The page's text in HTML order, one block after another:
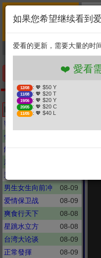
新闻
综艺 剧集
捐贈幫助
11/08
19/06
Latest updates
密室大逃脱
你好, 星期六
解码陈文茜
08-08
新聞大白話
週末大爆卦
男生女生向前冲
08-09
爱情保卫战
08-09
爽食行天下
08-08
星跳水立方
08-08
台湾大论谈
08-09
正常發揮
08-09
如果您希望继续看到
爱看的更新，需要大量的时
❤️ 愛看需
12/08 : 💖 $50 Y
11/08 : 💖 $20 T
19/06 : 💖 $20 Y
20/05 : 💖 $20 C
11/05 : 💖 $40 L